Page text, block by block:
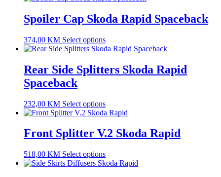
Spoiler Cap Skoda Rapid Spaceback
374,00 KM Select options
Rear Side Splitters Skoda Rapid
Spaceback
232,00 KM Select options
Front Splitter V.2 Skoda Rapid
518,00 KM Select options